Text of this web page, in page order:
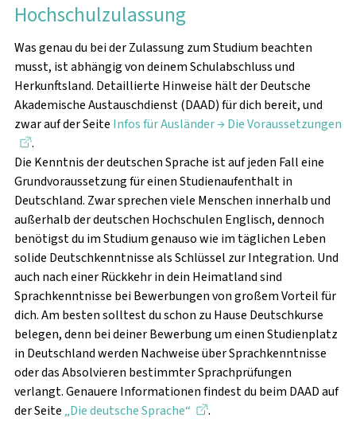
RECHTSBERATUNG
KITA SPATZENNEST
KITA ZWERGE
FERIENBETREUUNG
FLEXIBLE KINDERBETREUUNG
WISSENSWERTES
VOR DEM STUDIUM
Hochschulzulassung
Was genau du bei der Zulassung zum Studium beachten
musst, ist abhängig von deinem Schulabschluss und
Herkunftsland. Detaillierte Hinweise hält der Deutsche
Akademische Austauschdienst (DAAD) für dich bereit, und
zwar auf der Seite Infos für Ausländer → Die Voraussetzungen
.
Die Kenntnis der deutschen Sprache ist auf jeden Fall eine
Grundvoraussetzung für einen Studienaufenthalt in
Deutschland. Zwar sprechen viele Menschen innerhalb und
außerhalb der deutschen Hochschulen Englisch, dennoch
benötigst du im Studium genauso wie im täglichen Leben
solide Deutschkenntnisse als Schlüssel zur Integration. Und
auch nach einer Rückkehr in dein Heimatland sind
Sprachkenntnisse bei Bewerbungen von großem Vorteil für
dich. Am besten solltest du schon zu Hause Deutschkurse
belegen, denn bei deiner Bewerbung um einen Studienplatz
in Deutschland werden Nachweise über Sprachkenntnisse
oder das Absolvieren bestimmter Sprachprüfungen
verlangt. Genauere Informationen findest du beim DAAD auf
der Seite „Die deutsche Sprache“ .